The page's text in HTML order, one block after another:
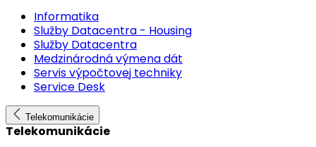
Informatika
Služby Datacentra - Housing
Služby Datacentra
Medzinárodná výmena dát
Servis výpočtovej techniky
Service Desk
Telekomunikácie
Telekomunikácie